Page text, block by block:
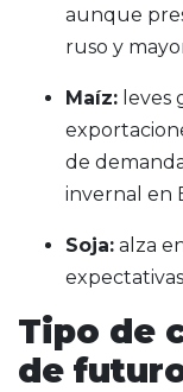
aunque
ruso y
Maíz: leves
de
invernal en
Soja: alza
Tipo de
de